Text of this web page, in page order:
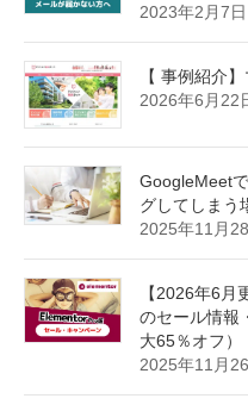
2023年2月7日
【 事例紹介
2026年6月22
GoogleMeet
グしてしまう
2025年11月
【2026年6
のセール情報
大65％オフ）
2025年11月